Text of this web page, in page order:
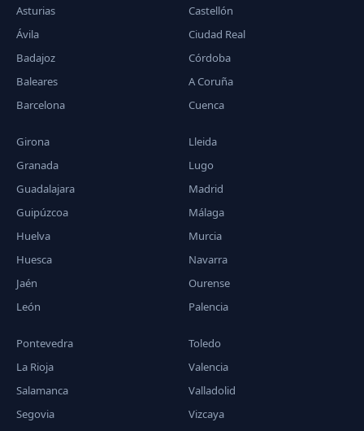
Asturias
Ávila
Badajoz
Baleares
Barcelona
Castellón
Ciudad Real
Córdoba
A Coruña
Cuenca
Girona
Granada
Guadalajara
Guipúzcoa
Huelva
Huesca
Jaén
León
Lleida
Lugo
Madrid
Málaga
Murcia
Navarra
Ourense
Palencia
Pontevedra
La Rioja
Salamanca
Segovia
Toledo
Valencia
Valladolid
Vizcaya